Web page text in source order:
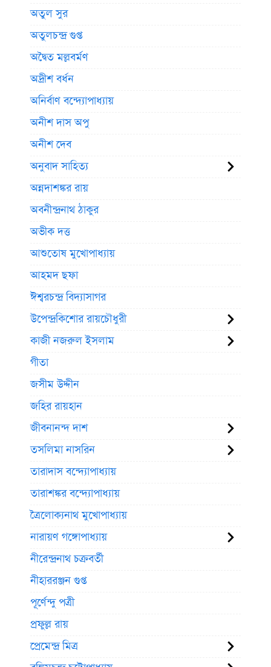
অতুল সুর
অতুলচন্দ্র গুপ্ত
অদ্বৈত মল্লবর্মণ
অদ্রীশ বর্ধন
অনির্বাণ বন্দ্যোপাধ্যায়
অনীশ দাস অপু
অনীশ দেব
অনুবাদ সাহিত্য
অন্নদাশঙ্কর রায়
অবনীন্দ্রনাথ ঠাকুর
অভীক দত্ত
আশুতোষ মুখোপাধ্যায়
আহমদ ছফা
ঈশ্বরচন্দ্র বিদ্যাসাগর
উপেন্দ্রকিশোর রায়চৌধুরী
কাজী নজরুল ইসলাম
গীতা
জসীম উদ্দীন
জহির রায়হান
জীবনানন্দ দাশ
তসলিমা নাসরিন
তারাদাস বন্দ্যোপাধ্যায়
তারাশঙ্কর বন্দ্যোপাধ্যায়
ত্রৈলোক্যনাথ মুখোপাধ্যায়
নারায়ণ গঙ্গোপাধ্যায়
নীরেন্দ্রনাথ চক্রবর্তী
নীহাররঞ্জন গুপ্ত
পূর্ণেন্দু পত্রী
প্রফুল্ল রায়
প্রেমেন্দ্র মিত্র